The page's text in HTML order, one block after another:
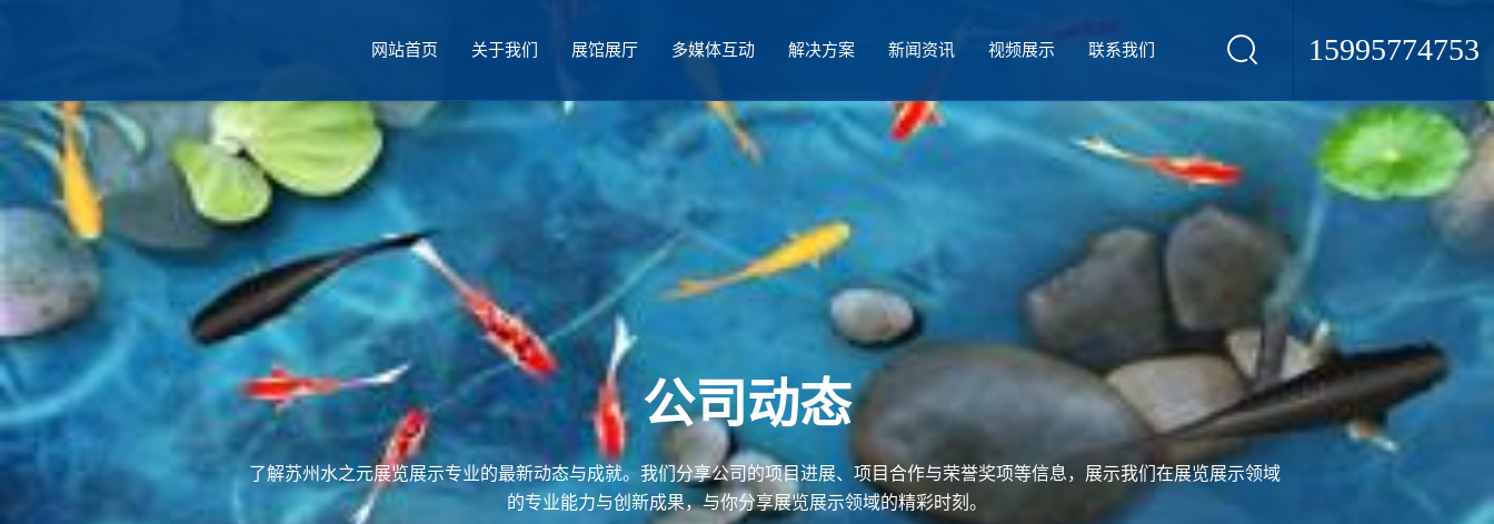
15995774753
网站首页 关于我们 展馆展厅 多媒体互动 解决方案 新闻资讯 视频展示 联系我们
公司动态
了解苏州水之元展览展示专业的最新动态与成就。我们分享公司的项目进展、项目合作与荣誉奖项等信息，展示我们在展览展示领域
的专业能力与创新成果，与你分享展览展示领域的精彩时刻。